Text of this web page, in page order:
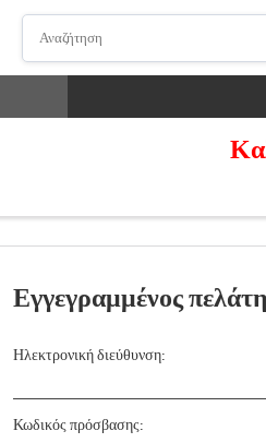
Εγγεγραμμένος
Ηλεκτρονική διεύθυνση:
Κωδικός πρόσβασης: